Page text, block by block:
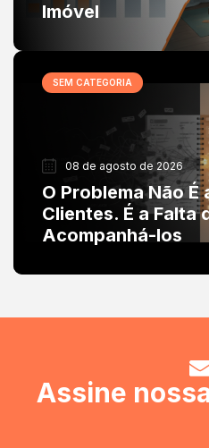
Imóvel
SEM CATEGORIA
08 de agosto de 2026
O Problema Não É
Clientes. É a Falta
Acompanhá-los
Assine